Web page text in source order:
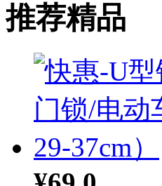
推荐精品